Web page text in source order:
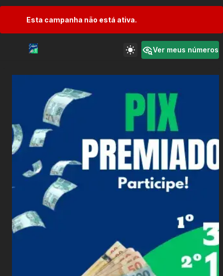
Esta campanha não está ativa.
Ver meus números